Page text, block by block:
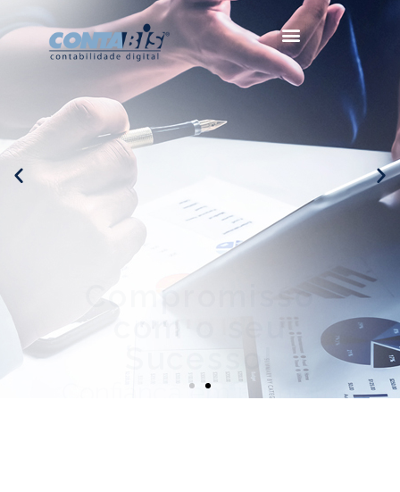
Compromisso
com o seu
Sucesso!
Confiança em primeiro
lugar.
CONFIRA